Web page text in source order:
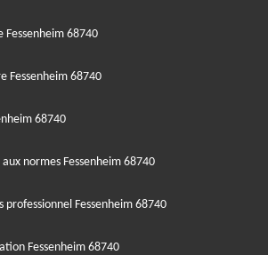
68740
Fessenheim 68740
68740
normes Fessenheim 68740
Fessenheim 68740
Fessenheim 68740